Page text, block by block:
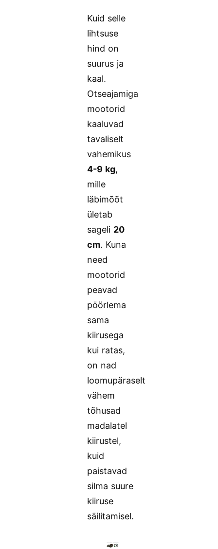
Kuid selle
lihtsuse
hind on
suurus ja
kaal.
Otseajamiga
mootorid
kaaluvad
tavaliselt
vahemikus
4-9 kg,
mille
läbimõõt
ületab
sageli 20
cm. Kuna
need
mootorid
peavad
pöörlema
sama
kiirusega
kui ratas,
on nad
loomupäraselt
vähem
tõhusad
madalatel
kiirustel,
kuid
paistavad
silma suure
kiiruse
säilitamisel.